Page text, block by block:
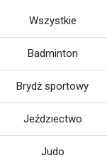
Wszystkie
Badminton
Brydż sportowy
Jeździectwo
Judo